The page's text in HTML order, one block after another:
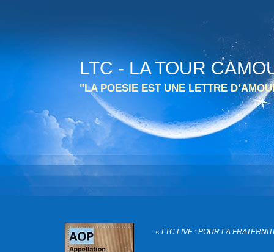
LTC - LA TOUR
"LA POESIE EST UNE LETTRE
« LTC LIVE : POUR LA